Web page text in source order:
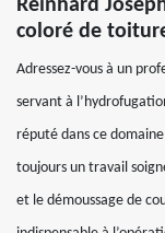
Reinhard
coloré de
Adressez-vous à un
servant à
réputé dans ce
toujours un travail
et le démoussage de